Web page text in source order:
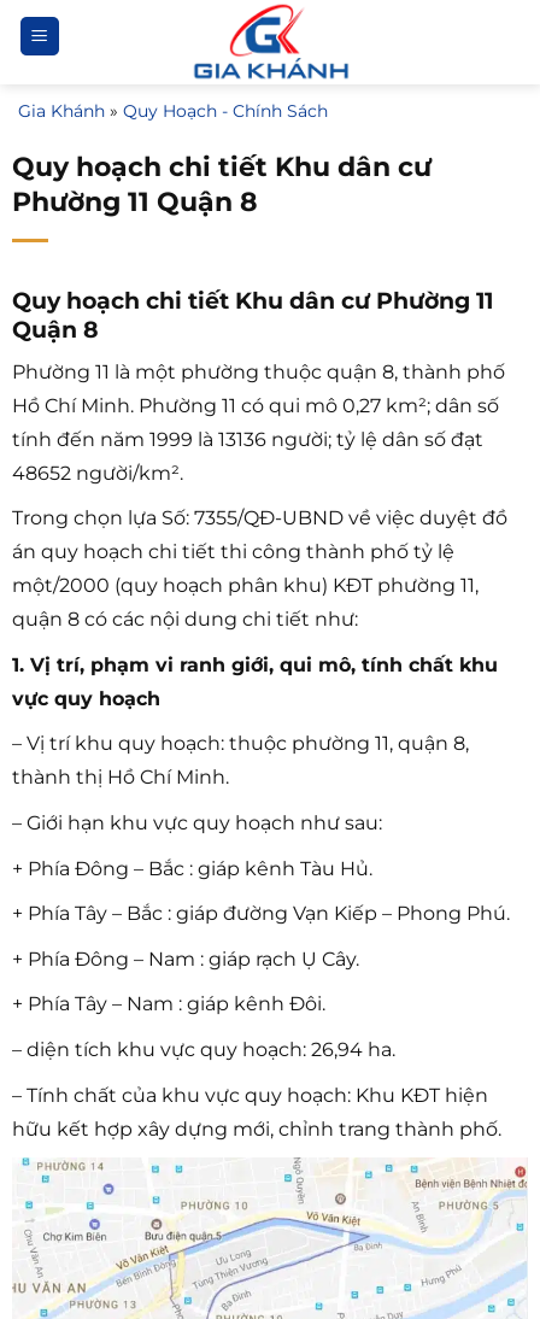
Bỏ
qua
dung
Gia Khánh » Quy Hoạch - Chính Sách
Quy hoạch chi tiết Khu dân cư
Phường 11 Quận 8
Quy hoạch chi tiết Khu dân cư Phường 11
Quận 8
Phường 11 là một phường thuộc quận 8, thành phố
Hồ Chí Minh. Phường 11 có qui mô 0,27 km²; dân số
tính đến năm 1999 là 13136 người; tỷ lệ dân số đạt
48652 người/km².
Trong chọn lựa Số: 7355/QĐ-UBND về việc duyệt đồ
án quy hoạch chi tiết thi công thành phố tỷ lệ
một/2000 (quy hoạch phân khu) KĐT phường 11,
quận 8 có các nội dung chi tiết như:
1. Vị trí, phạm vi ranh giới, qui mô, tính chất khu
vực quy hoạch
– Vị trí khu quy hoạch: thuộc phường 11, quận 8,
thành thị Hồ Chí Minh.
– Giới hạn khu vực quy hoạch như sau:
+ Phía Đông – Bắc : giáp kênh Tàu Hủ.
+ Phía Tây – Bắc : giáp đường Vạn Kiếp – Phong Phú.
+ Phía Đông – Nam : giáp rạch Ụ Cây.
+ Phía Tây – Nam : giáp kênh Đôi.
– diện tích khu vực quy hoạch: 26,94 ha.
– Tính chất của khu vực quy hoạch: Khu KĐT hiện
hữu kết hợp xây dựng mới, chỉnh trang thành phố.